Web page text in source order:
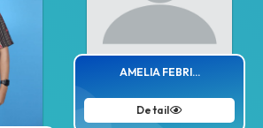
AMELIA FEBRI...
Detail